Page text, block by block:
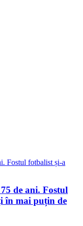
de ani. Fostul
în mai puțin de